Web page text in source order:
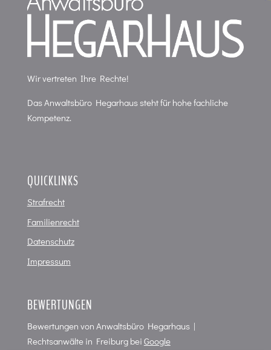
Wir vertreten Ihre Rechte!
Das Anwaltsbüro Hegarhaus steht für hohe fachliche
Kompetenz.
QUICKLINKS
Strafrecht
Familienrecht
Datenschutz
Impressum
BEWERTUNGEN
Bewertungen von Anwaltsbüro Hegarhaus |
Rechtsanwälte in Freiburgbei Google